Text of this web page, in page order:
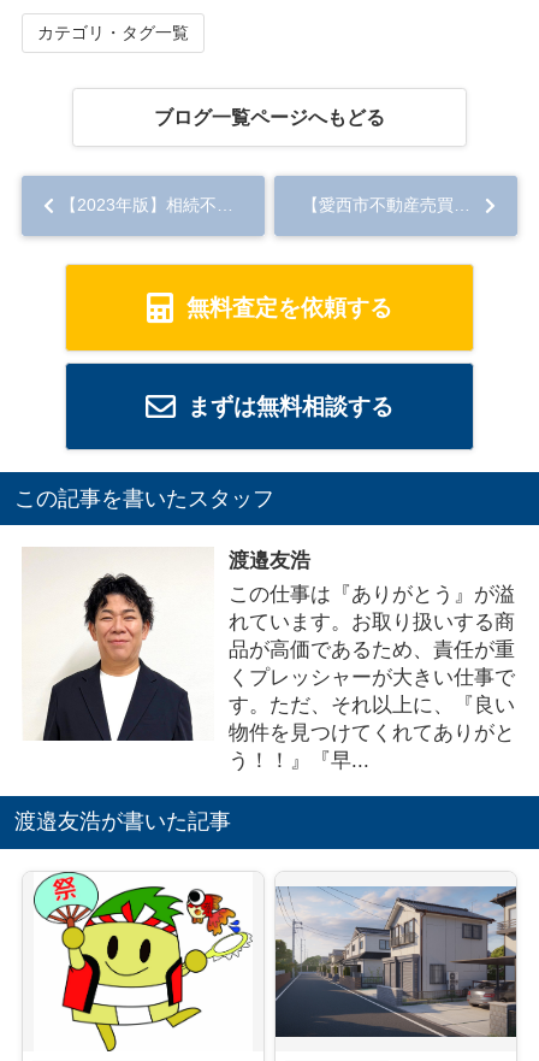
カテゴリ・タグ一覧
ブログ一覧ページへもどる
【2023年版】相続不動産の売却で知っておきたい注意点とは？用意すべき必要書類もご紹介... 【愛西市不動産売買】 愛西市佐屋町宅地 中古住宅お引渡しありがとうございました！！...
無料査定を依頼する
まずは無料相談する
この記事を書いたスタッフ
渡邉友浩
この仕事は『ありがとう』が溢
れています。お取り扱いする商
品が高価であるため、責任が重
くプレッシャーが大きい仕事で
す。ただ、それ以上に、『良い
物件を見つけてくれてありがと
う！！』『早...
渡邉友浩が書いた記事